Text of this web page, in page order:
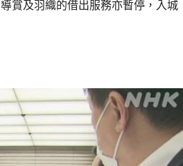
賞及羽織的借出服務亦暫停，入城